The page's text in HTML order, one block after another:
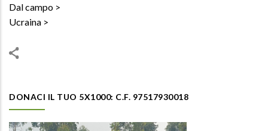
Dal campo
Ucraina
DONACI IL TUO 5X1000: C.F. 97517930018